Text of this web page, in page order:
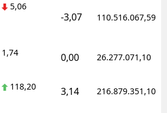
5,06
-3,07 110.516.067,59
1,74 0,00 26.277.071,10
118,20 3,14 216.879.351,10